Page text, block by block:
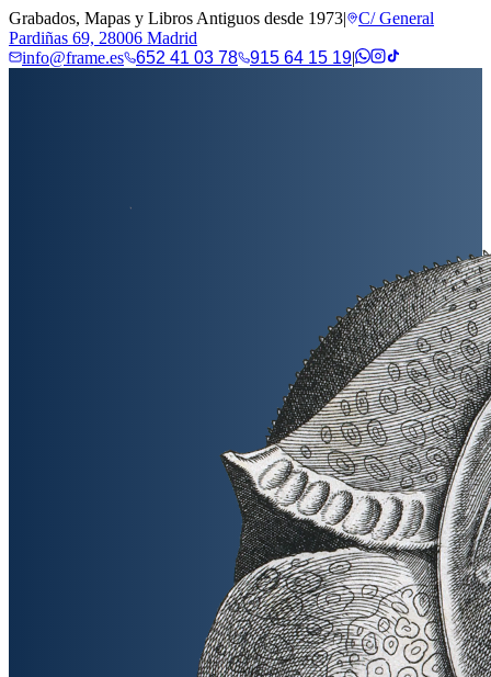
Grabados, Mapas y Libros Antiguos desde 1973|
C/ General
Pardiñas 69, 28006 Madrid
info@frame.es
652 41 03 78 915 64 15 19|